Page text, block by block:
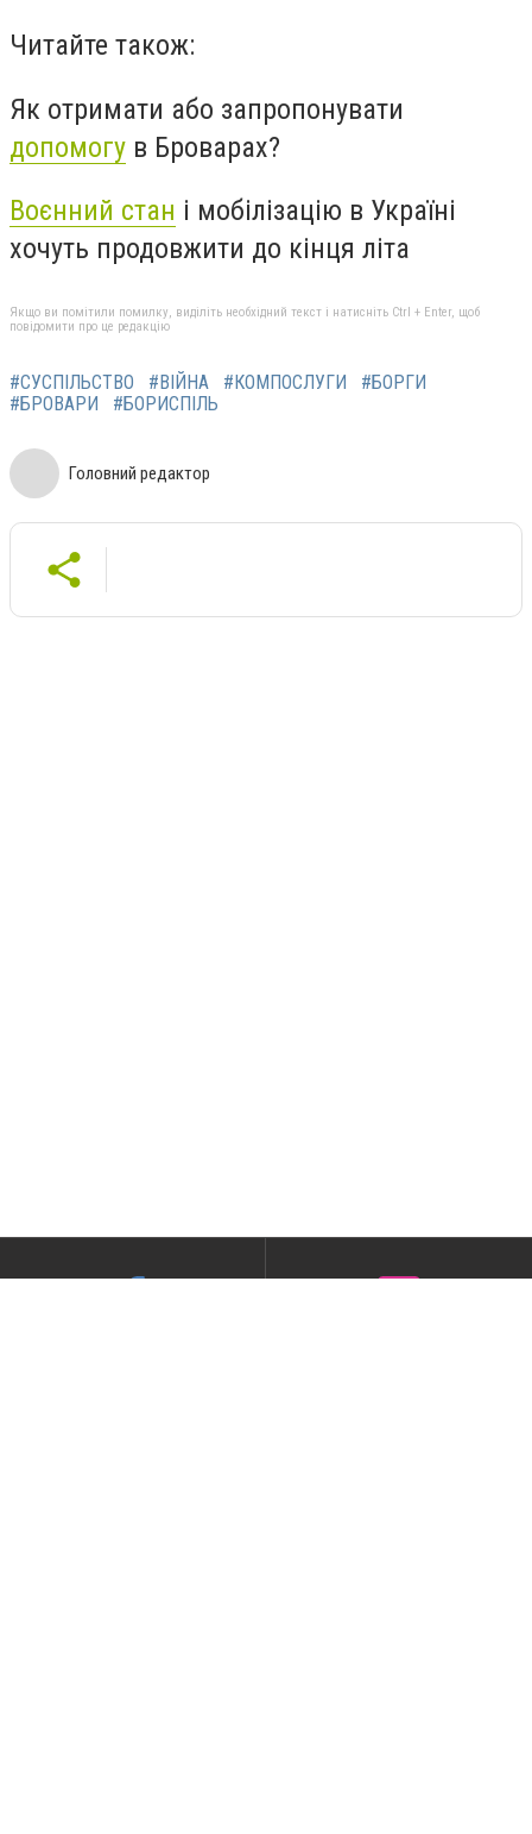
Читайте також:
Як отримати або запропонувати
допомогу в Броварах?
Воєнний стан і мобілізацію в Україні
хочуть продовжити до кінця літа
Якщо ви помітили помилку, виділіть необхідний текст і натисніть Ctrl + Enter, щоб
повідомити про це редакцію
#СУСПІЛЬСТВО #ВІЙНА #КОМПОСЛУГИ
#БОРГИ
#БРОВАРИ
#БОРИСПІЛЬ
Головний редактор